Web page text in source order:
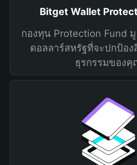
Bitget Wallet
กองทุน Protection Fund
ดอลลาร์สหรัฐที่จะปกป้อ
ธุรกรรมของ